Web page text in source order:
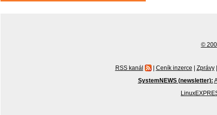
©
RSS kanál | Ceník inzerce | Zprávy |
SystemNEWS (newsletter):